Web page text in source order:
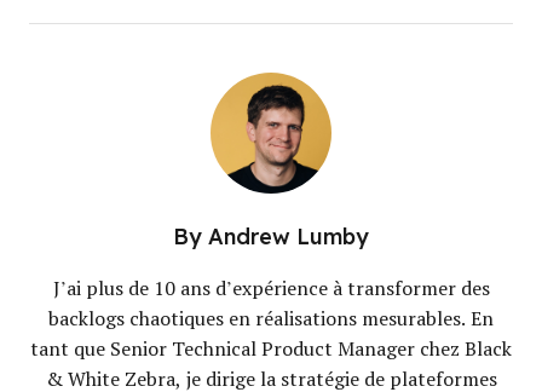
By Andrew Lumby
J’ai plus de 10 ans d’expérience à transformer des
backlogs chaotiques en réalisations mesurables. En
tant que Senior Technical Product Manager chez Black
& White Zebra, je dirige la stratégie de plateformes